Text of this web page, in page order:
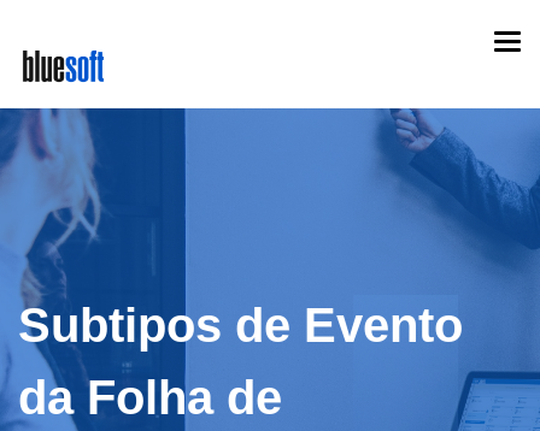
main
content
Subtipos de Evento
da Folha de